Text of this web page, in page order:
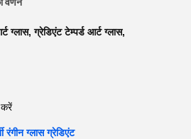
ग्लास,ग्रेडिएंट टेम्पर्ड आर्ट ग्लास,
करें
रंगीन ग्लास ग्रेडिएंट